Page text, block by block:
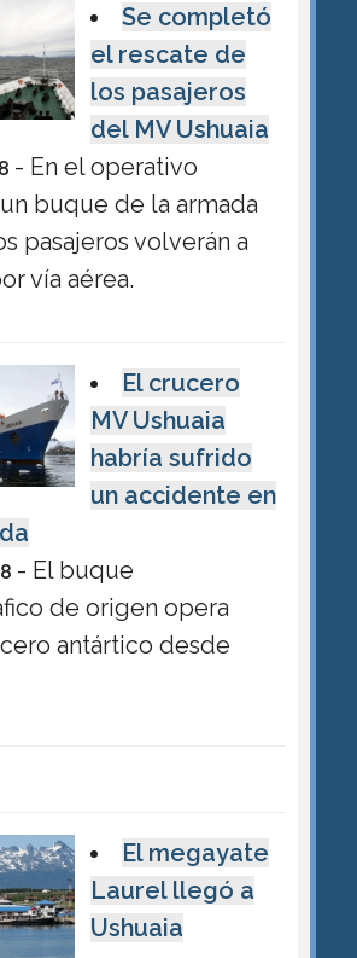
Se completó
el rescate de
los pasajeros
del MV Ushuaia
- En el operativo
buque de la armada
pasajeros volverán a
vía aérea.
El crucero
MV Ushuaia
habría sufrido
un accidente en
- El buque
de origen opera
antártico desde
El megayate
Laurel llegó a
Ushuaia